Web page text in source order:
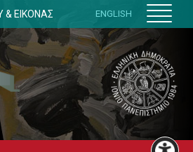
ΕΙΚΟΝΑΣ ENGLISH